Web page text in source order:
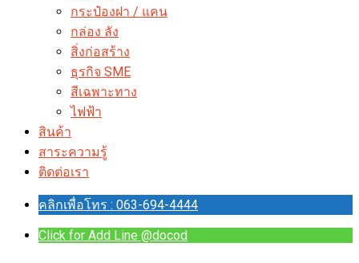
กระป๋องฝา / แคน
กล่อง ลัง
สิ่งก่อสร้าง
ธุรกิจ SME
สีเฉพาะทาง
ไฟฟ้า
สินค้า
สาระความรู้
ติดต่อเรา
คลิกเพื่อโทร : 063-694-4444
Click for Add Line @docod